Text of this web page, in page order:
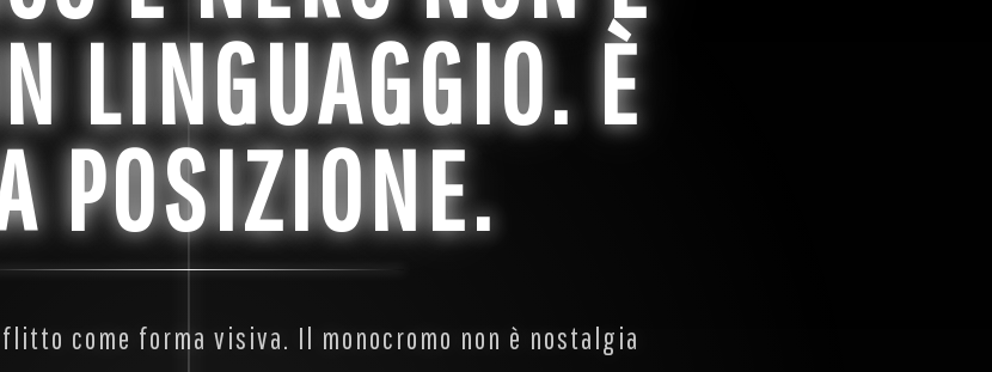
LINGUAGGIO. È
POSIZIONE.
come forma visiva. Il monocromo non è nostalgia